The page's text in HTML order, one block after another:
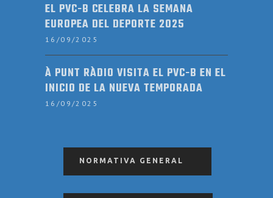
EL PVC-B CELEBRA LA SEMANA
EUROPEA DEL DEPORTE 2025
16/09/2025
À PUNT RÀDIO VISITA EL PVC-B EN EL
INICIO DE LA NUEVA TEMPORADA
16/09/2025
NORMATIVA GENERAL